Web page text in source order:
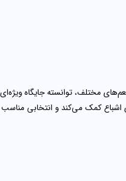
مختلف، توانسته جایگاه ویژه‌ای
اشباع کمک می‌کند و انتخابی